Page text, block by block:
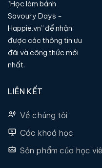
“Học làm bánh
Savoury Days -
Happie.vn” để nhận
được các thông tin ưu
đãi và công thức mới
nhất.
LIÊN KẾT
Về chúng tôi
Các khoá học
Sản phẩm của học